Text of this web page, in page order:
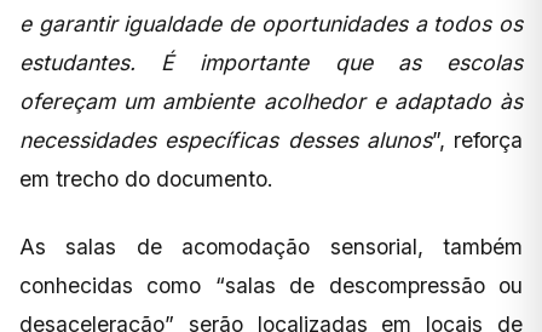
e garantir igualdade de oportunidades a todos os
estudantes. É importante que as escolas
ofereçam um ambiente acolhedor e adaptado às
necessidades específicas desses alunos”, reforça
em trecho do documento.
As salas de acomodação sensorial, também
conhecidas como “salas de descompressão ou
desaceleração” serão localizadas em locais de